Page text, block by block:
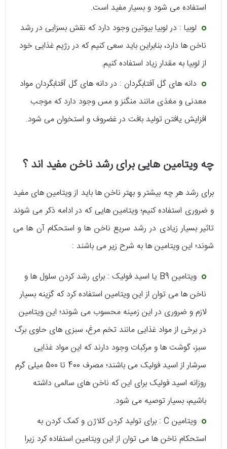
استفاده می شود و بسیار مفید است.
لوبیا : در لوبیا بیوتین وجود دارد که نقش بسزایی در رشد
ناخن ها دارد، بنابراین باید سعی کنیم که در رژیم غذایی خود
از لوبیا به مقدار زیاد استفاده کنیم.
دانه های گل آفتابگردان : در دانه های گل آفتابگردان مواد
معدنی و مغذی مانند منگنز و مس وجود دارد که موجب
افزایش یافتن تولید بافت در غضروف و استخوان می شود.
چه ویتامین هایی برای رشد ناخن مفید اند ؟
برای رشد هر چه بیشتر و بهتر ناخن ها باید از ویتامین های مفید
و ضروری استفاده کنیم؛ ویتامین هایی که در ادامه ذکر می شوند
تاثیر بسیار زیادی در رشد سریع ناخن ها و استحکام آن ها می
شوند؛ این ویتامین ها به شرح زیر می باشند :
ویتامین B9 یا اسید فولیک : برای رشد کردن سلول ها و
ناخن ها می توان از این ویتامین استفاده کرد که گزینه بسیار
لازم و ضروری در این زمینه محسوب می شوند؛ این ویتامین
در برخی از مواد غذایی مانند تخم مرغ، سبزی های حاوی برگ
سبز، گوشت ها و مرکبات وجود دارند که این مواد غذایی
سرشار از اسید فولیک می باشند؛ مصرف 400 تا 500 میلی گرم
روزانه اسید فولیک برای این که ناخن های سالمی داشته
باشیم، بسیار توصیه می شود.
ویتامین C : برای تولید کردن کلاژن و کمک کردن به
استحکام ناخن ها می توان از این ویتامین استفاده کرد زیرا